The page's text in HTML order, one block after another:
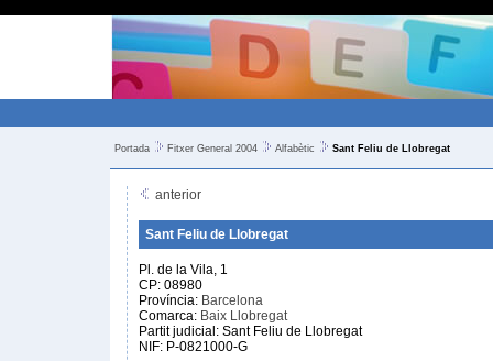
Portada Fitxer General 2004 Alfabètic Sant Feliu de Llobregat
anterior
Sant Feliu de Llobregat
Pl. de la Vila, 1
CP: 08980
Província: Barcelona
Comarca: Baix Llobregat
Partit judicial: Sant Feliu de Llobregat
NIF: P-0821000-G